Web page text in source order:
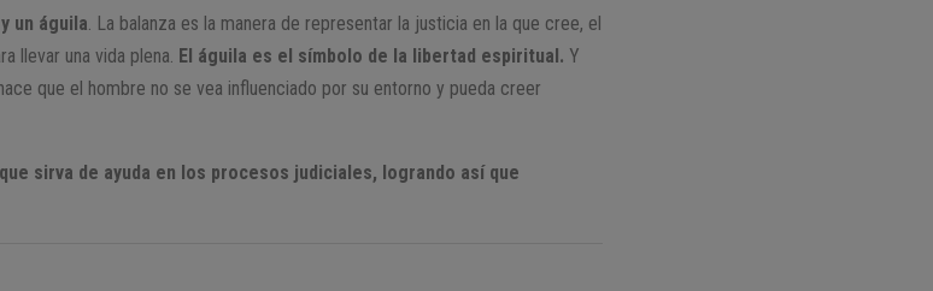
un águila. La balanza es la manera de representar la justicia en la que cree, el
llevar una vida plena. El águila es el símbolo de la libertad espiritual. Y
que el hombre no se vea influenciado por su entorno y pueda creer
sirva de ayuda en los procesos judiciales, logrando así que